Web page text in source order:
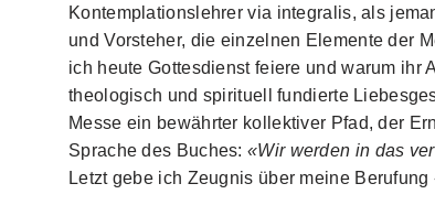
Kontemplationslehrer via integralis, als
und Vorsteher, die einzelnen Elemente der
ich heute Gottesdienst feiere und warum ihr
theologisch und spirituell fundierte
Messe ein bewährter kollektiver Pfad, der
Sprache des Buches:«Wir werden in das
Letzt gebe ich Zeugnis über meine